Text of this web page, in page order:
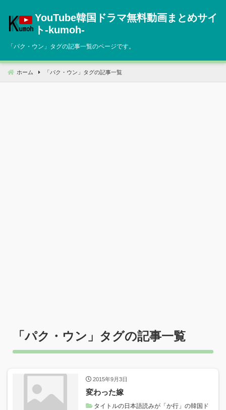
へ
動
YouTube韓国ドラマ無料動画まとめサイ
ト‐kumoh‐
「パク・ウン 」タグの記事一覧のページです。
ホーム 「 パク・ウン 」タグの記事一覧
「パク・ウン 」タグの記事一覧
2015年9月3日
変わった嫁
タイトルの日本語読みが「か行」の韓国ド